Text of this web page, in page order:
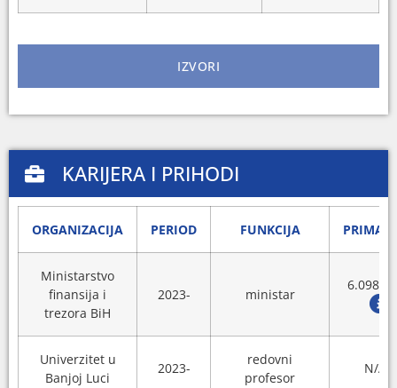
IZVORI
KARIJERA I PRIHODI
ORGANIZACIJA PERIOD FUNKCIJA
Ministarstvo
finansija i
trezora BiH
2023- ministar
6.098
Univerzitet u
Banjoj Luci
2023-
redovni
profesor
N/A